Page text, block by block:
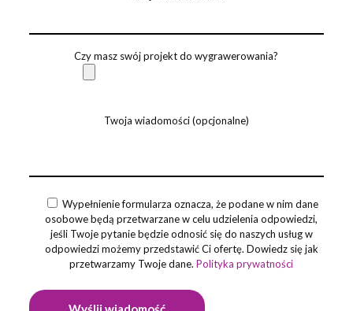
Czy masz swój projekt do wygrawerowania?
Twoja wiadomości (opcjonalne)
Wypełnienie formularza oznacza, że podane w nim dane
osobowe będą przetwarzane w celu udzielenia odpowiedzi,
jeśli Twoje pytanie będzie odnosić się do naszych usług w
odpowiedzi możemy przedstawić Ci ofertę. Dowiedz się jak
przetwarzamy Twoje dane.Polityka prywatności